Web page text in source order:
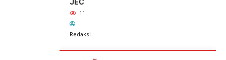
JEC
11
Redaksi